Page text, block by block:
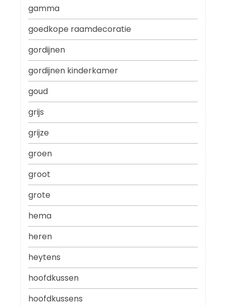
gamma
goedkope raamdecoratie
gordijnen
gordijnen kinderkamer
goud
grijs
grijze
groen
groot
grote
hema
heren
heytens
hoofdkussen
hoofdkussens